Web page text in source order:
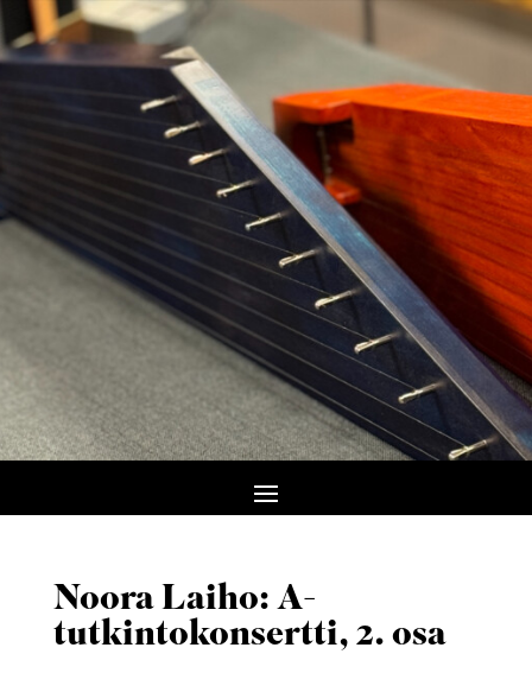
Noora Laiho: A-
tutkintokonsertti, 2. osa